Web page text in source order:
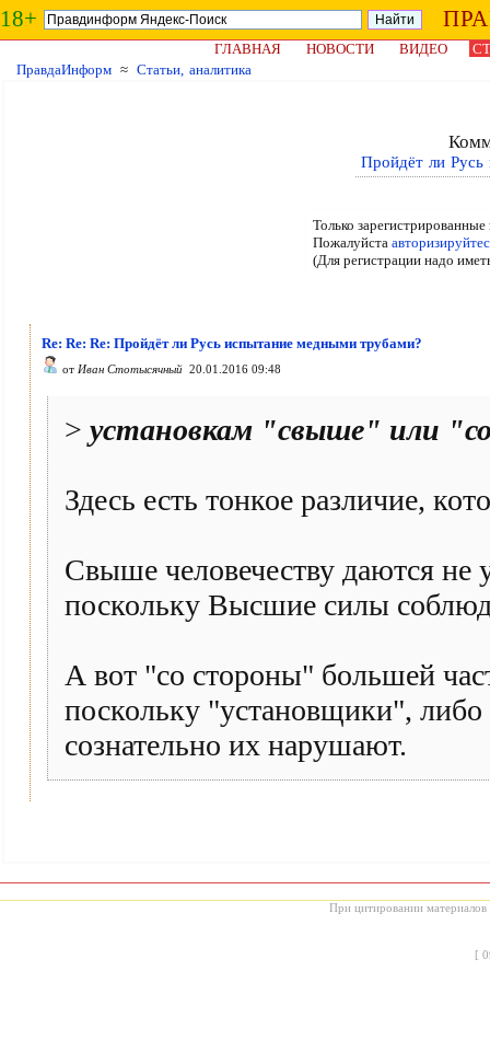
18+
ГЛАВНАЯ НОВОСТИ ВИДЕО
ПравдаИнформ ≈ Статьи, аналитика
Пройдёт ли
Только
Пожалуйста
(Для регистрации надо
Re: Re: Re: Пройдёт ли Русь испытание медными трубами?
от Иван Стотысячный 20.01.2016 09:48
> установкам "свыше" или
Здесь есть тонкое различие,
Свыше человечеству даются не
поскольку Высшие силы
А вот "со стороны" большей
поскольку "установщики",
сознательно их нарушают.
При цитировании материалов
[